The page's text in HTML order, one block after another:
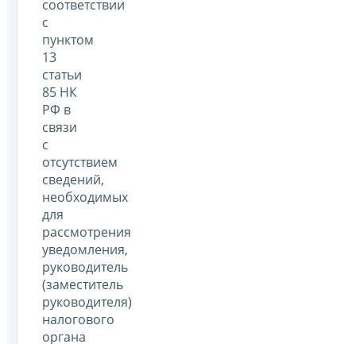
соответствии
с
пунктом
13
статьи
85 НК
РФ в
связи
с
отсутствием
сведений,
необходимых
для
рассмотрения
уведомления,
руководитель
(заместитель
руководителя)
налогового
органа